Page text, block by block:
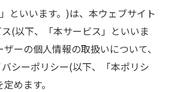
といいます。)は、本ウェブサイト
(以下、「本サービス」といいま
ーの個人情報の取扱いについて、
シーポリシー(以下、「本ポリシ
めます。